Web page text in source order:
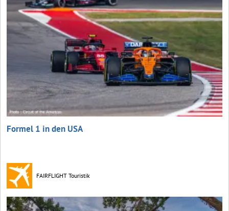
Formel 1 in den USA
FAIRFLIGHT Touristik